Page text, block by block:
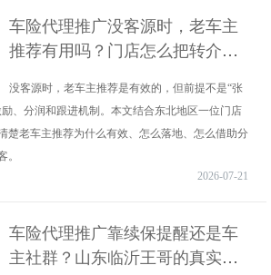
车险代理推广没客源时，老车主
推荐有用吗？门店怎么把转介绍
没客源时，老车主推荐是有效的，但前提不是“张
、分润和跟进机制。本文结合东北地区一位门店
楚老车主推荐为什么有效、怎么落地、怎么借助分
。
2026-07-21
车险代理推广靠续保提醒还是车
主社群？山东临沂王哥的真实做